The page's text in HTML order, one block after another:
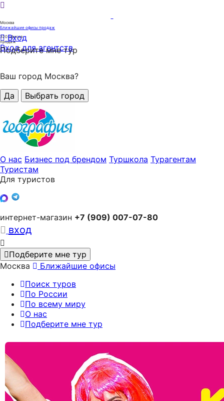
Москва
Ближайшие офисы продаж
320офисов
продаж
Вход
Вход для агентств
Подберите мне тур
Ваш город Москва?
Да
Выбрать город
О нас Бизнес под брендом Туршкола Турагентам
Туристам
Для туристов
интернет-магазин +7 (909) 007-07-80
вход
Подберите мне тур
Москва
Ближайшие офисы
Поиск туров
По России
По всему миру
О нас
Подберите мне тур